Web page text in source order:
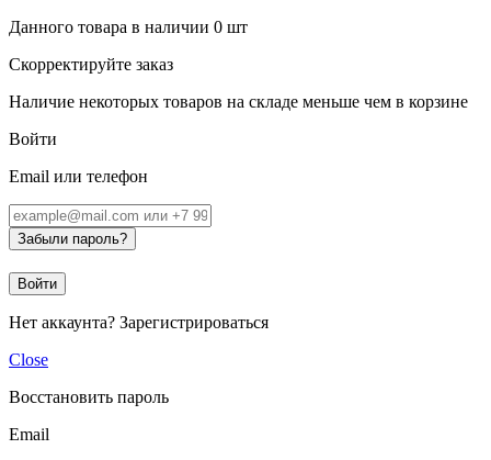
Данного товара в наличии 0 шт
Скорректируйте заказ
Наличие некоторых товаров на складе меньше чем в корзине
Войти
Email или телефон
Забыли пароль?
Войти
Нет аккаунта? Зарегистрироваться
Close
Восстановить пароль
Email